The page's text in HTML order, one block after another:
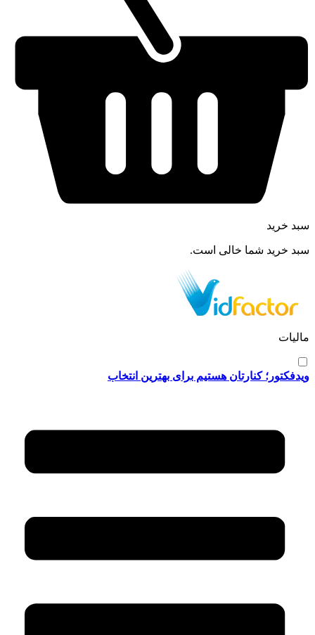
سبد خرید
سبد خرید شما خالی است.
مالیات
ویدفکتور؛ کنارتان هستیم برای بهترین انتخاب